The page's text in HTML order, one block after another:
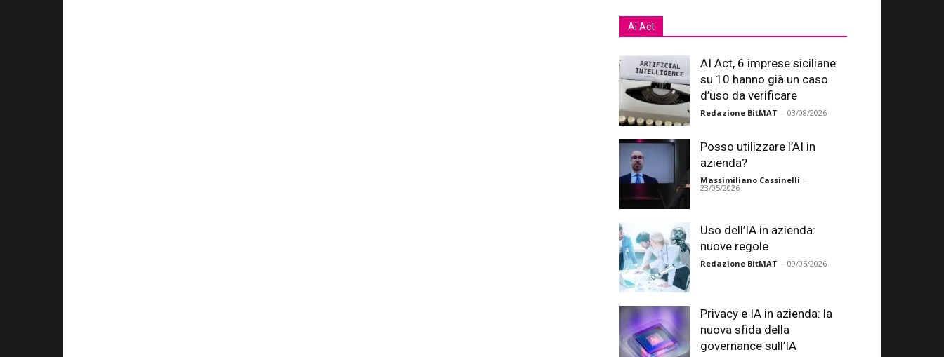
Ai Act
AI Act, 6 imprese siciliane
su 10 hanno già un caso
d’uso da verificare
Redazione BitMAT - 03/08/2026
Posso utilizzare l’AI in
azienda?
Massimiliano Cassinelli -
23/05/2026
Uso dell’IA in azienda:
nuove regole
Redazione BitMAT - 09/05/2026
Privacy e IA in azienda: la
nuova sfida della
governance sull’IA